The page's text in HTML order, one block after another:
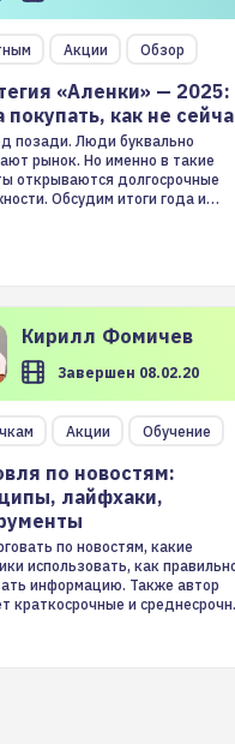
Акции Обзор
«Аленки» — 2025:
покупать, как не
позади. Люди буквально
рынок. Но именно в такие
открываются долгосрочные
Обсудим итоги года и
Кирилл Фомичев
Завершен 08.02.20
Акции Обучение
по новостям:
лайфхаки,
по новостям, какие
использовать, как
информацию. Также автор
краткосрочные и